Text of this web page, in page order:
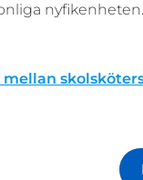
nyfikenheten.
mellan